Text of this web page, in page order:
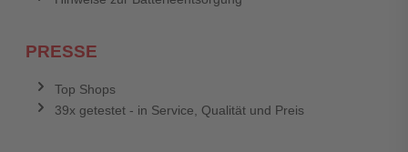
PRESSE
Top Shops
39x getestet - in Service, Qualität und Preis